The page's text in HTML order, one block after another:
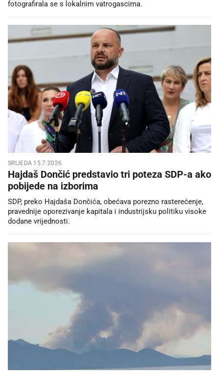
fotografirala se s lokalnim vatrogascima.
SRIJEDA 15.7.2026.
Hajdaš Dončić predstavio tri poteza SDP-a ako
pobijede na izborima
SDP, preko Hajdaša Dončića, obećava porezno rasterećenje,
pravednije oporezivanje kapitala i industrijsku politiku visoke
dodane vrijednosti.